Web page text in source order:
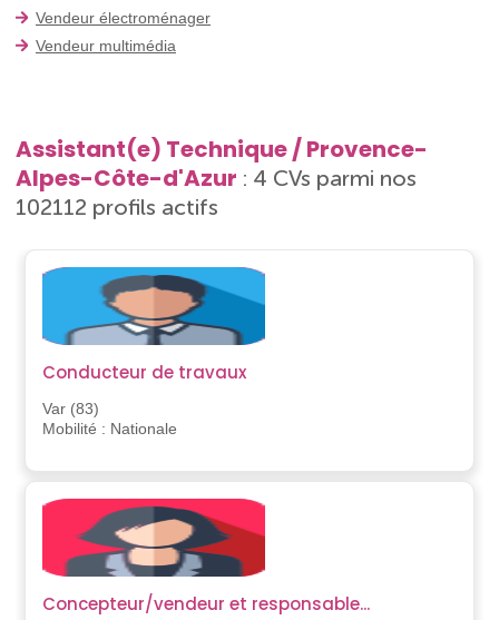
Vendeur électroménager
Vendeur multimédia
Assistant(e) Technique / Provence-
Alpes-Côte-d'Azur : 4 CVs parmi nos
102112 profils actifs
Conducteur de travaux
Var (83)
Mobilité : Nationale
Concepteur/vendeur et responsable...